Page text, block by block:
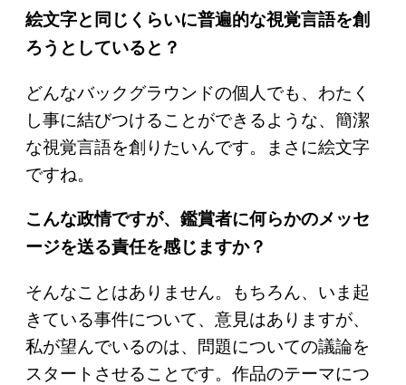
絵文字と同じくらいに普遍的な視覚言語を創
ろうとしていると？
どんなバックグラウンドの個人でも、わたく
し事に結びつけることができるような、簡潔
な視覚言語を創りたいんです。まさに絵文字
ですね。
こんな政情ですが、鑑賞者に何らかのメッセ
ージを送る責任を感じますか？
そんなことはありません。もちろん、いま起
きている事件について、意見はありますが、
私が望んでいるのは、問題についての議論を
スタートさせることです。作品のテーマにつ